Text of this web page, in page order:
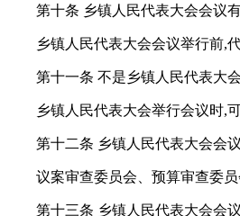
第十条 乡镇人民代表大会会议
乡镇人民代表大会会议举行前,
第十一条 不是乡镇人民代表大
乡镇人民代表大会举行会议时,
第十二条 乡镇人民代表大会会
议案审查委员会、预算审查委
第十三条 乡镇人民代表大会会